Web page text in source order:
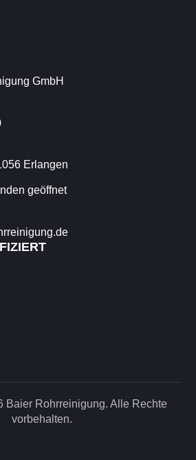
GmbH
Erlangen
geöffnet
Baier Rohrreinigung. Alle Rechte
vorbehalten.